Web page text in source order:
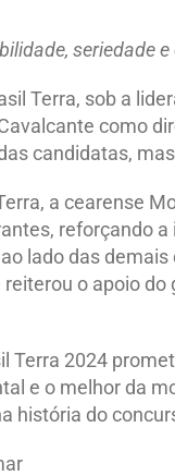
seriedade
Terra, sob a
como
candidatas,
a cearense
reforçando
lado das
reiterou o apoio
Terra 2024
e o melhor da
história do